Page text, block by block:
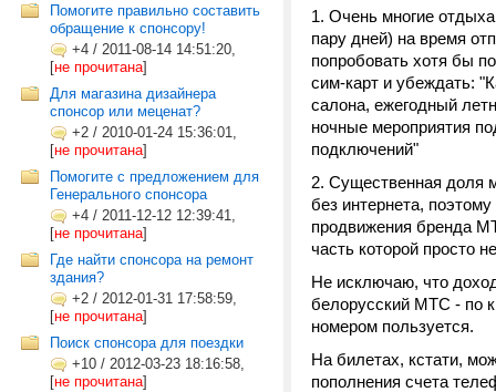
Помогите правильно составить
обращение к спонсору!
+4 / 2011-08-14 14:51:20,
[не прочитана]
Для магазина дизайнера
спонсор или меценат?
+2 / 2010-01-24 15:36:01,
[не прочитана]
Помогите с предложением для
Генерального спонсора
+4 / 2011-12-12 12:39:41,
[не прочитана]
Где найти спонсора на ремонт
здания?
+2 / 2012-01-31 17:58:59,
[не прочитана]
Поиск спонсора для поездки
+10 / 2012-03-23 18:16:58,
[не прочитана]
1. Очень многие
пару дней) на время
попробовать хотя бы
сим-карт и убеждать:
салона, ежегодный
ночные мероприятия
подключений"
2. Существенная доля
без интернета,
продвижения бренда
часть которой просто
Не исключаю, что
белорусский МТС - по
номером пользуется.
На билетах, кстати,
пополнения счета